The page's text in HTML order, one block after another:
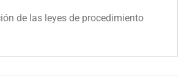
de las leyes de procedimiento